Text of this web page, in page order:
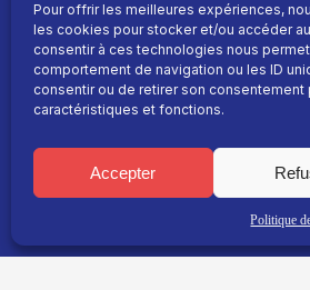
Pour offrir les meilleures expériences,
les cookies pour stocker et/ou accéder
consentir à ces technologies nous
comportement de navigation ou les ID
consentir ou de retirer son
caractéristiques et fonctions.
Accepter
Politique
Site réalisé par
L’agence Ailleurs